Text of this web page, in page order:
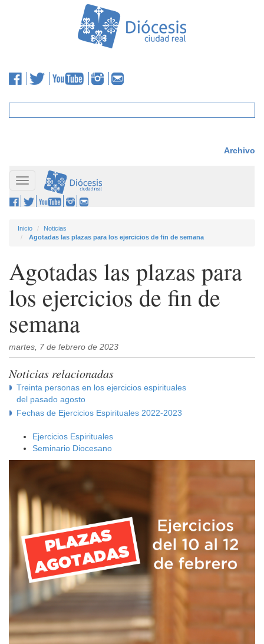
Archivo
Toggle
navigation
Inicio
Noticias
Agotadas las plazas para los ejercicios de fin de semana
Agotadas las plazas para
los ejercicios de fin de
semana
martes, 7 de febrero de 2023
Noticias relacionadas
Treinta personas en los ejercicios espirituales
del pasado agosto
Fechas de Ejercicios Espirituales 2022-2023
Ejercicios Espirituales
Seminario Diocesano